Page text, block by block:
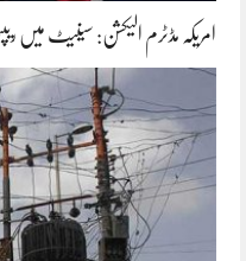
امریکہ مڈٹرم الیکشن: سینیٹ میں